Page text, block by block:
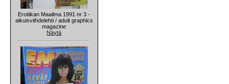
Erotiikan Maailma 1991 nr 3 -
aikuisviihdelehti / adult graphics
magazine
Näytä